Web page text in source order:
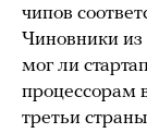
чипов
Чиновники
мог ли
процессорам
третьи